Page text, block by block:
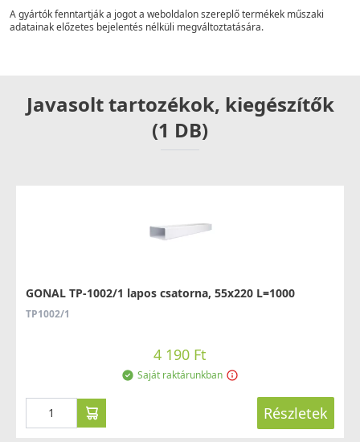
A gyártók fenntartják a jogot a weboldalon szereplő termékek műszaki
adatainak előzetes bejelentés nélküli megváltoztatására.
Javasolt tartozékok, kiegészítők
(1 DB)
GONAL TP-1002/1 lapos csatorna, 55x220 L=1000
TP1002/1
4 190 Ft
Saját raktárunkban
Részletek